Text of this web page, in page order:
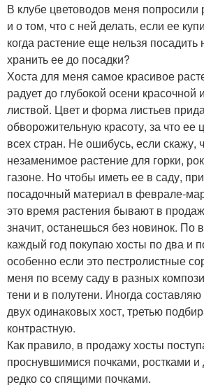
В клубе цветоводов меня попросили
и о том, что с ней делать, если ее
когда растение еще нельзя посадить
хранить ее до посадки?
Хоста для меня самое красивое
радует до глубокой осени красочной
листвой. Цвет и форма листьев
обворожительную красоту, за что ее
всех стран. Не ошибусь, если скажу,
незаменимое растение для горки,
газоне. Но чтобы иметь ее в саду,
посадочный материал в феврале-
это время растения бывают в
значит, останешься без новинок. По
каждый год покупаю хосты по два и
особенно если это пестролистные
меня по всему саду в разных
тени и в полутени. Иногда
двух одинаковых хост, третью
контрастную.
Как правило, в продажу хосты
проснувшимися почками, ростками
редко со спящими почками.